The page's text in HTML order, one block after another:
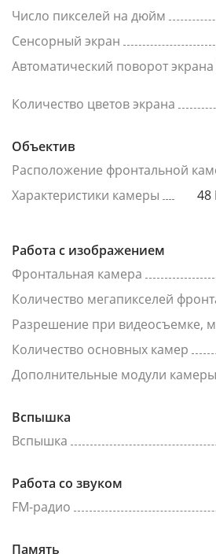
Число пикселей на дюйм
Сенсорный экран
Автоматический поворот
Количество цветов экрана
Объектив
Расположение фронтальной
Характеристики камеры
48
Работа с изображением
Фронтальная камера
Количество мегапикселей
Разрешение при видеосъемке,
Количество основных камер
Дополнительные модули камеры
Вспышка
Вспышка
Работа со звуком
FM-радио
Память